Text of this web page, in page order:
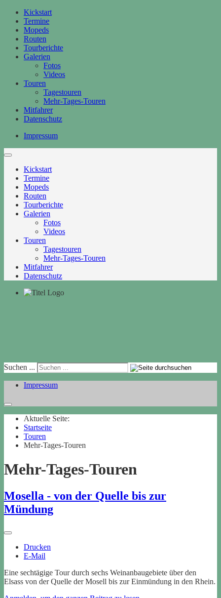
Kickstart
Termine
Mopeds
Routen
Tourberichte
Galerien
Fotos
Videos
Touren
Tagestouren
Mehr-Tages-Touren
Mitfahrer
Datenschutz
Impressum
Kickstart
Termine
Mopeds
Routen
Tourberichte
Galerien
Fotos
Videos
Touren
Tagestouren
Mehr-Tages-Touren
Mitfahrer
Datenschutz
Suchen ...
Impressum
Aktuelle Seite:
Startseite
Touren
Mehr-Tages-Touren
Mehr-Tages-Touren
Mosella - von der Quelle bis zur
Mündung
Drucken
E-Mail
Eine sechtägige Tour durch sechs Weinanbaugebiete über den
Elsass von der Quelle der Mosell bis zur Einmündung in den Rhein.